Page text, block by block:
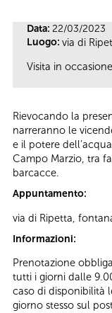
Data: 22/03/2023
Luogo: via di
Visita in
Rievocando la
narreranno le
e il potere
Campo Marzio, tra
barcacce.
Appuntamento:
via di Ripetta,
Informazioni:
Prenotazione
tutti i giorni dalle
caso di disponibilità
giorno stesso sul